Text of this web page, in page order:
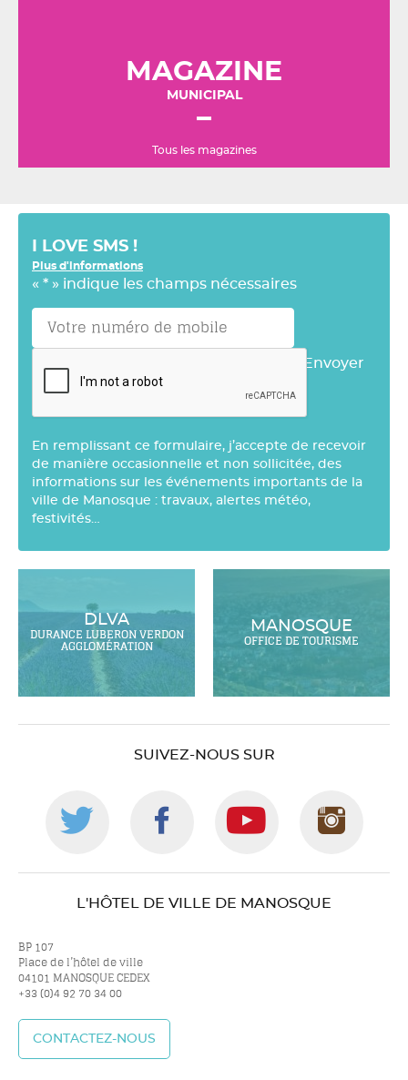
MAGAZINE
MUNICIPAL
Tous les magazines
I LOVE SMS !
Plus d'informations
« * » indique les champs nécessaires
Envoyer
En remplissant ce formulaire, j’accepte de recevoir
de manière occasionnelle et non sollicitée, des
informations sur les événements importants de la
ville de Manosque : travaux, alertes météo,
festivités…
DLVA
DURANCE LUBERON VERDON
AGGLOMÉRATION
MANOSQUE
OFFICE DE TOURISME
SUIVEZ-NOUS SUR
Suivez-
nous
sur
twitter
Suivez-
nous
facebook
Suivez-
nous
L'HÔTEL DE VILLE DE MANOSQUE
BP 107
Place de l’hôtel de ville
04101 MANOSQUE CEDEX
+33 (0)4 92 70 34 00
CONTACTEZ-NOUS